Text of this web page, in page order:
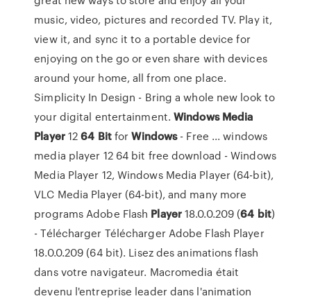
music, video, pictures and recorded TV. Play it,
view it, and sync it to a portable device for
enjoying on the go or even share with devices
around your home, all from one place.
Simplicity In Design - Bring a whole new look to
your digital entertainment.Windows Media
Player1264 BitforWindows- Free ... windows
media player 12 64 bit free download - Windows
Media Player 12, Windows Media Player (64-bit),
VLC Media Player (64-bit), and many more
programs Adobe Flash Player18.0.0.209 (64 bit)
- Télécharger Télécharger Adobe Flash Player
18.0.0.209 (64 bit). Lisez des animations flash
dans votre navigateur. Macromedia était
devenu l'entreprise leader dans l'animation